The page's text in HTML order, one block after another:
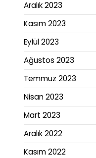
Aralık 2023
Kasım 2023
Eylül 2023
Ağustos 2023
Temmuz 2023
Nisan 2023
Mart 2023
Aralık 2022
Kasım 2022